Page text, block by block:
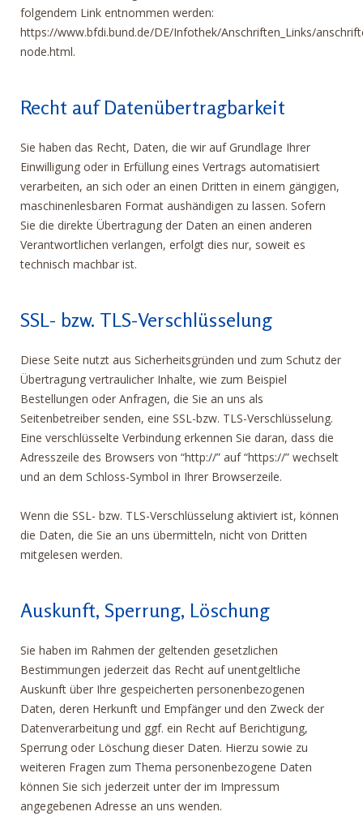
folgendem Link entnommen werden:
https://www.bfdi.bund.de/DE/Infothek/Anschriften_Links/
node.html.
Recht auf Datenübertragbarkeit
Sie haben das Recht, Daten, die wir auf Grundlage Ihrer
Einwilligung oder in Erfüllung eines Vertrags automatisiert
verarbeiten, an sich oder an einen Dritten in einem gängigen,
maschinenlesbaren Format aushändigen zu lassen. Sofern
Sie die direkte Übertragung der Daten an einen anderen
Verantwortlichen verlangen, erfolgt dies nur, soweit es
technisch machbar ist.
SSL- bzw. TLS-Verschlüsselung
Diese Seite nutzt aus Sicherheitsgründen und zum Schutz der
Übertragung vertraulicher Inhalte, wie zum Beispiel
Bestellungen oder Anfragen, die Sie an uns als
Seitenbetreiber senden, eine SSL-bzw. TLS-Verschlüsselung.
Eine verschlüsselte Verbindung erkennen Sie daran, dass die
Adresszeile des Browsers von “http://” auf “https://” wechselt
und an dem Schloss-Symbol in Ihrer Browserzeile.
Wenn die SSL- bzw. TLS-Verschlüsselung aktiviert ist, können
die Daten, die Sie an uns übermitteln, nicht von Dritten
mitgelesen werden.
Auskunft, Sperrung, Löschung
Sie haben im Rahmen der geltenden gesetzlichen
Bestimmungen jederzeit das Recht auf unentgeltliche
Auskunft über Ihre gespeicherten personenbezogenen
Daten, deren Herkunft und Empfänger und den Zweck der
Datenverarbeitung und ggf. ein Recht auf Berichtigung,
Sperrung oder Löschung dieser Daten. Hierzu sowie zu
weiteren Fragen zum Thema personenbezogene Daten
können Sie sich jederzeit unter der im Impressum
angegebenen Adresse an uns wenden.